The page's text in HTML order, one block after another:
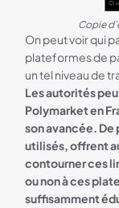
Copie
On peut voir qui
plateformes de
un tel niveau de
Les autorités
Polymarket en
son avancée. De
utilisés, offrent
contourner ces
ou non à ces
suffisamment